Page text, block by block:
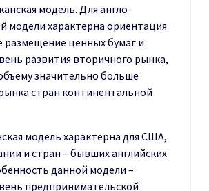
модель. Для англо-
модели характерна ориентация
размещение ценных бумаг и
развития вторичного рынка,
значительно больше
стран континентальной
модель характерна для США,
и стран – бывших английских
данной модели –
предпринимательской